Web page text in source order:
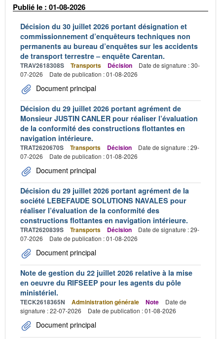
Publié le : 01-08-2026
Décision du 30 juillet 2026 portant désignation et
commissionnement d’enquêteurs techniques non
permanents au bureau d’enquêtes sur les accidents
de transport terrestre – enquête Carentan.
TRAV2618308S Transports Décision
Date de signature : 30-
07-2026
Date de publication : 01-08-2026
Document principal
Décision du 29 juillet 2026 portant agrément de
Monsieur JUSTIN CANLER pour réaliser l’évaluation
de la conformité des constructions flottantes en
navigation intérieure.
TRAT2620670S Transports Décision
Date de signature : 29-
07-2026
Date de publication : 01-08-2026
Document principal
Décision du 29 juillet 2026 portant agrément de la
société LEBEFAUDE SOLUTIONS NAVALES pour
réaliser l’évaluation de la conformité des
constructions flottantes en navigation intérieure.
TRAT2620839S Transports Décision
Date de signature : 29-
07-2026
Date de publication : 01-08-2026
Document principal
Note de gestion du 22 juillet 2026 relative à la mise
en oeuvre du RIFSEEP pour les agents du pôle
ministériel.
TECK2618365N Administration générale Note
Date de
signature : 22-07-2026
Date de publication : 01-08-2026
Document principal